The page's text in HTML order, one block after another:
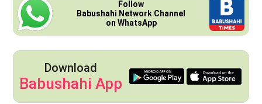
Follow
Babushahi Network Channel
on WhatsApp
Download
Babushahi App